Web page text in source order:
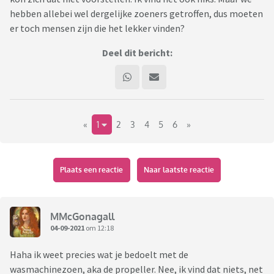
hebben allebei wel dergelijke zoeners getroffen, dus moeten
er toch mensen zijn die het lekker vinden?
Deel dit bericht:
« 1 2 3 4 5 6 »
Plaats een reactie Naar laatste reactie
MMcGonagall
04-09-2021 om 12:18
Haha ik weet precies wat je bedoelt met de
wasmachinezoen, aka de propeller. Nee, ik vind dat niets, net